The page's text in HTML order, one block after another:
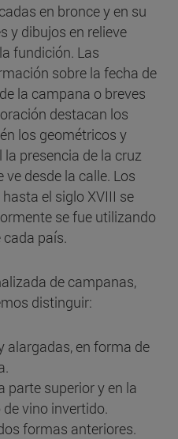
en bronce y en su
y dibujos en relieve
fundición. Las
sobre la fecha de
la campana o breves
destacan los
los geométricos y
presencia de la cruz
desde la calle. Los
el siglo XVIII se
se fue utilizando
país.
de campanas,
distinguir:
en forma de
superior y en la
vino invertido.
formas anteriores.